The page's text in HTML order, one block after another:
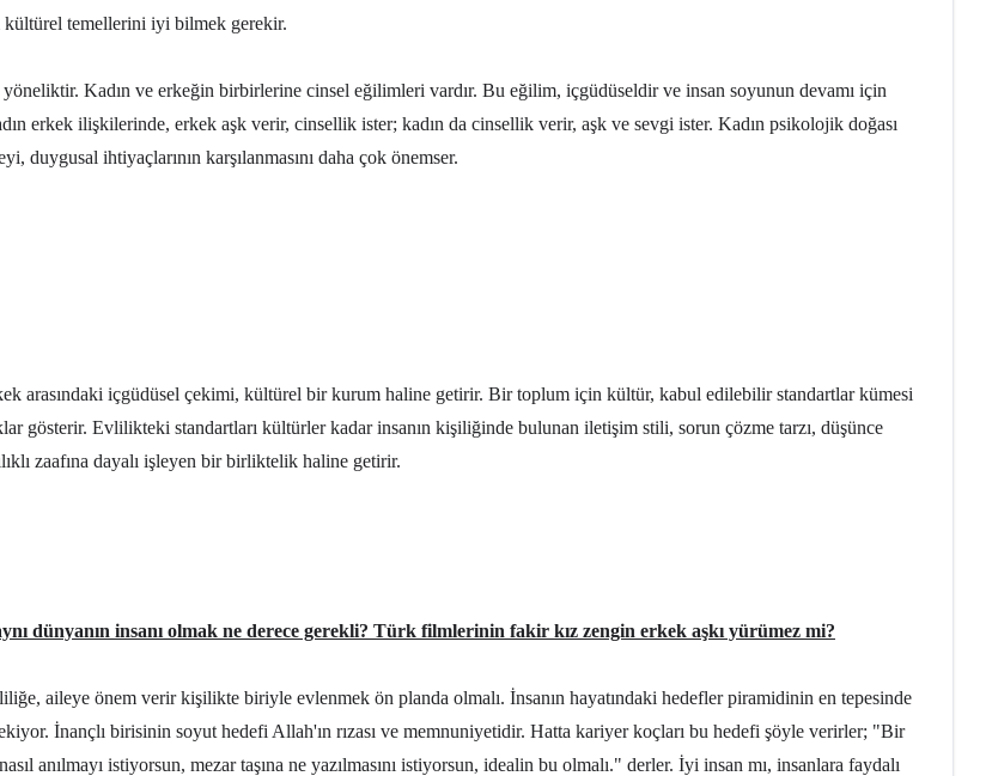
temellerini iyi bilmek gerekir.
Kadın ve erkeğin birbirlerine cinsel eğilimleri vardır. Bu eğilim, içgüdüseldir ve insan soyunun devamı için
erkek ilişkilerinde, erkek aşk verir, cinsellik ister; kadın da cinsellik verir, aşk ve sevgi ister. Kadın psikolojik doğası
ihtiyaçlarının karşılanmasını daha çok önemser.
arasındaki içgüdüsel çekimi, kültürel bir kurum haline getirir. Bir toplum için kültür, kabul edilebilir standartlar kümesi
gösterir. Evlilikteki standartları kültürler kadar insanın kişiliğinde bulunan iletişim stili, sorun çözme tarzı, düşünce
zaafına dayalı işleyen bir birliktelik haline getirir.
dünyanın insanı olmak ne derece gerekli? Türk filmlerinin fakir kız zengin erkek aşkı yürümez mi?
aileye önem verir kişilikte biriyle evlenmek ön planda olmalı. İnsanın hayatındaki hedefler piramidinin en tepesinde
İnançlı birisinin soyut hedefi Allah'ın rızası ve memnuniyetidir. Hatta kariyer koçları bu hedefi şöyle verirler; "Bir
anılmayı istiyorsun, mezar taşına ne yazılmasını istiyorsun, idealin bu olmalı." derler. İyi insan mı, insanlara faydalı